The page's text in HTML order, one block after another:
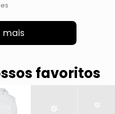
mais
favoritos